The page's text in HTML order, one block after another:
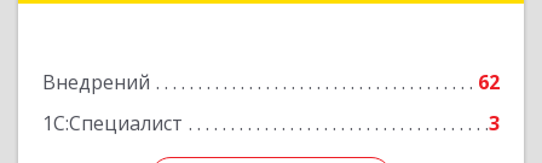
Внедрений
62
1С:Специалист
3